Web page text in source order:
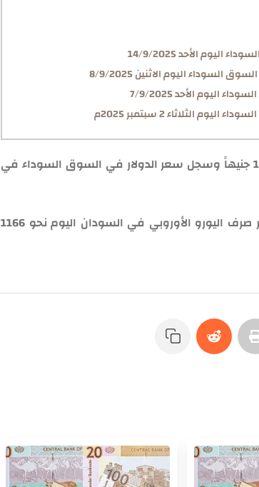
الأحد 14/9/2025
اليوم الاثنين 8/9/2025
الأحد 7/9/2025
2 سبتمبر 2025م
وسجل سعر صرف الدولار في بنك الخرطوم اليوم نحو 1120 جنيهاً وسجل سعر الدولار في السوق السوداء في
وبلغ سعر صرف الجنيه الاسترليني 1369 جنيهاً وسجل سعر صرف اليورو الأوروبي في السودان اليوم نحو 1166